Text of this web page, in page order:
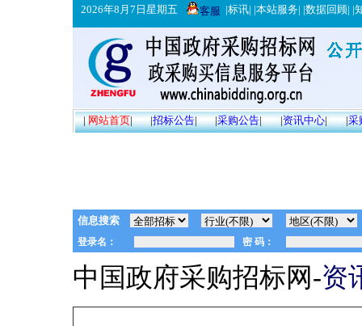
2026年8月7日星期五 客服 |标讯| |本站服务| |数据回顾| |
|网站首页| |招标公告| |采购公告| |资讯中心| |采
信息搜索
中国政府采购招标网-资